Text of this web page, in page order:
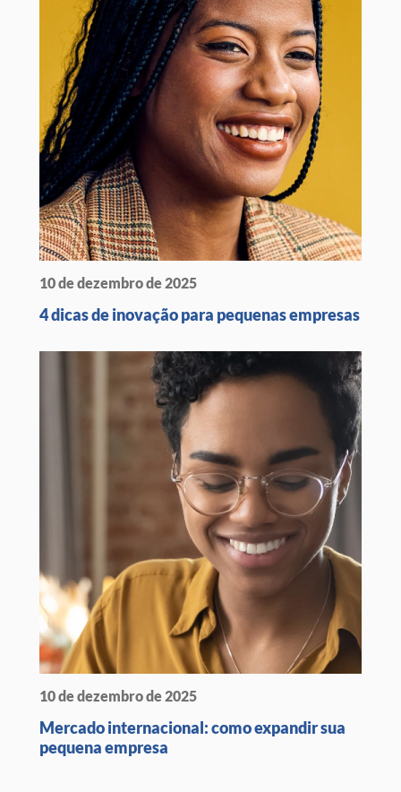
10 de dezembro de 2025
4 dicas de inovação para pequenas empresas
10 de dezembro de 2025
Mercado internacional: como expandir sua
pequena empresa